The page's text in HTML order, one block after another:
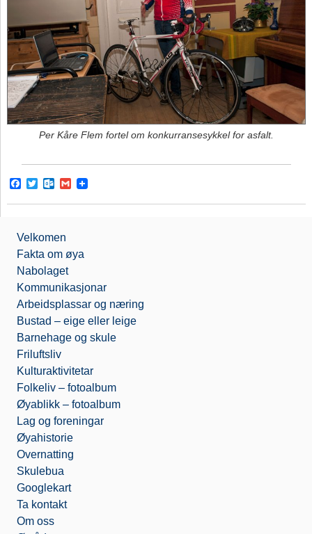
Per Kåre Flem fortel om konkurransesykkel for asfalt.
F
c
o
o
k
T
i
e
r
O
t
o
k
.
c
o
m
G
a
Velkomen
Fakta om øya
Nabolaget
Kommunikasjonar
Arbeidsplassar og næring
Bustad – eige eller leige
Barnehage og skule
Friluftsliv
Kulturaktivitetar
Folkeliv – fotoalbum
Øyablikk – fotoalbum
Lag og foreningar
Øyahistorie
Overnatting
Skulebua
Googlekart
Ta kontakt
Om oss